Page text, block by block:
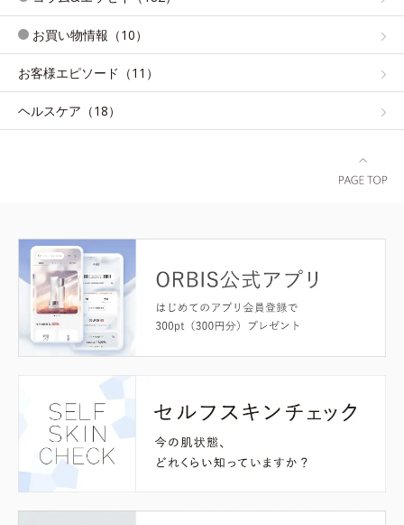
お買い物情報（10）
お客様エピソード（11）
ヘルスケア（18）